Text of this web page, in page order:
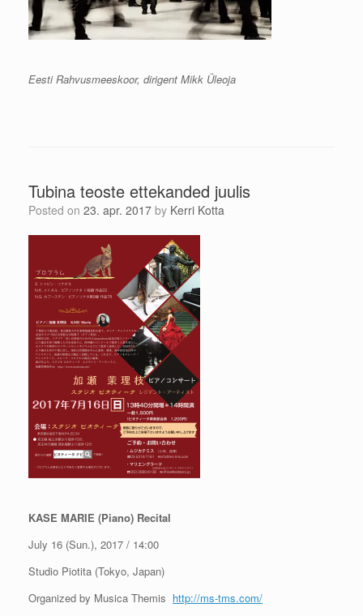
Eesti Rahvusmeeskoor, dirigent Mikk Üleoja
Tubina teoste ettekanded juulis
Posted on 23. apr. 2017 by Kerri Kotta
KASE MARIE (Piano) Recital
July 16 (Sun.), 2017 / 14:00
Studio Piotita (Tokyo, Japan)
Organized by Musica Themis http://ms-tms.com/